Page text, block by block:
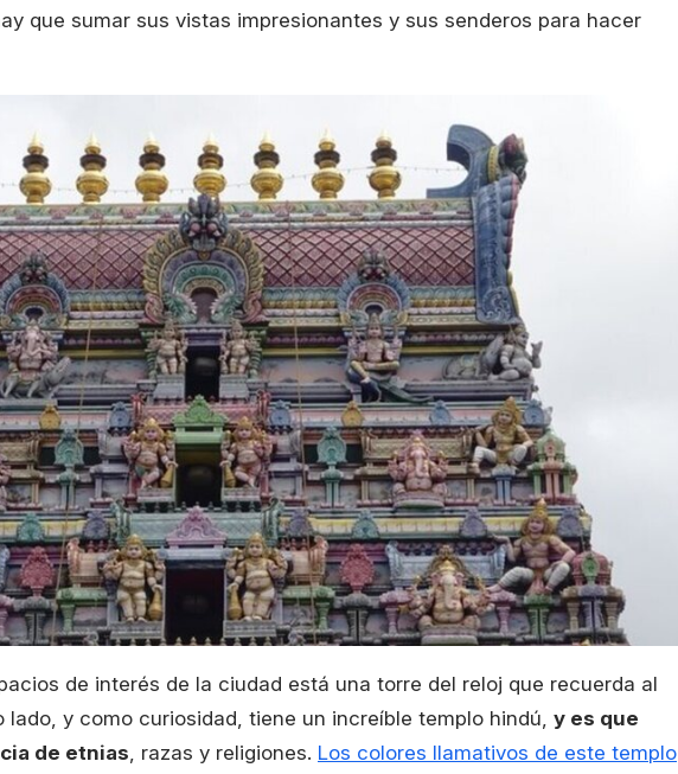
que sumar sus vistas impresionantes y sus senderos para hacer
de interés de la ciudad está una torre del reloj que recuerda al
lado, y como curiosidad, tiene un increíble templo hindú, y es que
de etnias , razas y religiones. Los colores llamativos de este templo